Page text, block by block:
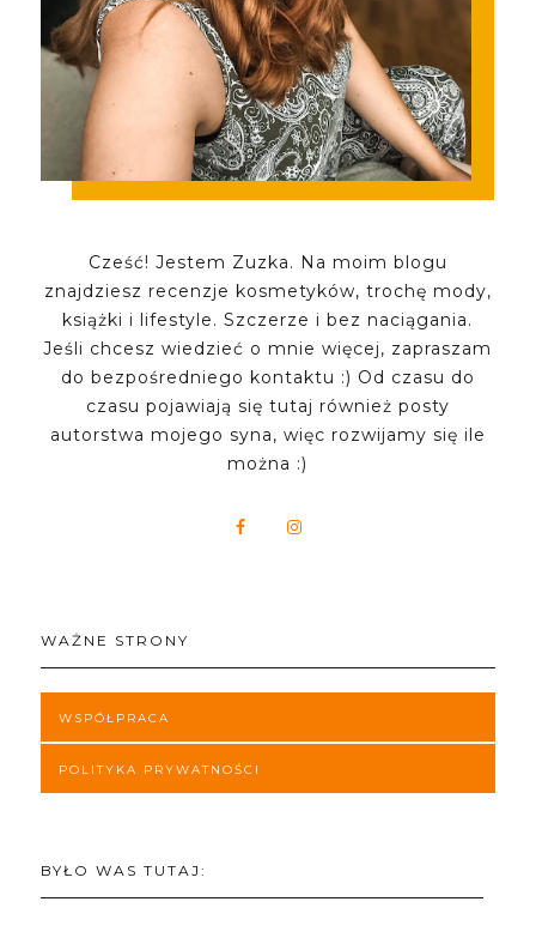
Cześć! Jestem Zuzka. Na moim blogu
znajdziesz recenzje kosmetyków, trochę mody,
książki i lifestyle. Szczerze i bez naciągania.
Jeśli chcesz wiedzieć o mnie więcej, zapraszam
do bezpośredniego kontaktu :) Od czasu do
czasu pojawiają się tutaj również posty
autorstwa mojego syna, więc rozwijamy się ile
można :)
WAŻNE STRONY
WSPÓŁPRACA
POLITYKA PRYWATNOŚCI
BYŁO WAS TUTAJ: